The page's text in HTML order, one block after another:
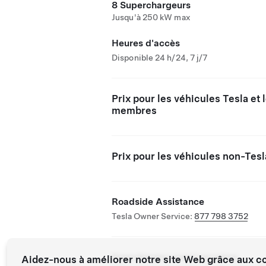
8 Superchargeurs
Jusqu'à 250 kW max
Heures d'accès
Disponible 24 h/24, 7 j/7
Prix pour les véhicules Tesla et
membres
Prix pour les véhicules non-
Roadside Assistance
Tesla Owner Service: 877 798 3752
Superchargeur ouvert aux autres
Aidez-nous à améliorer notre site Web grâce aux